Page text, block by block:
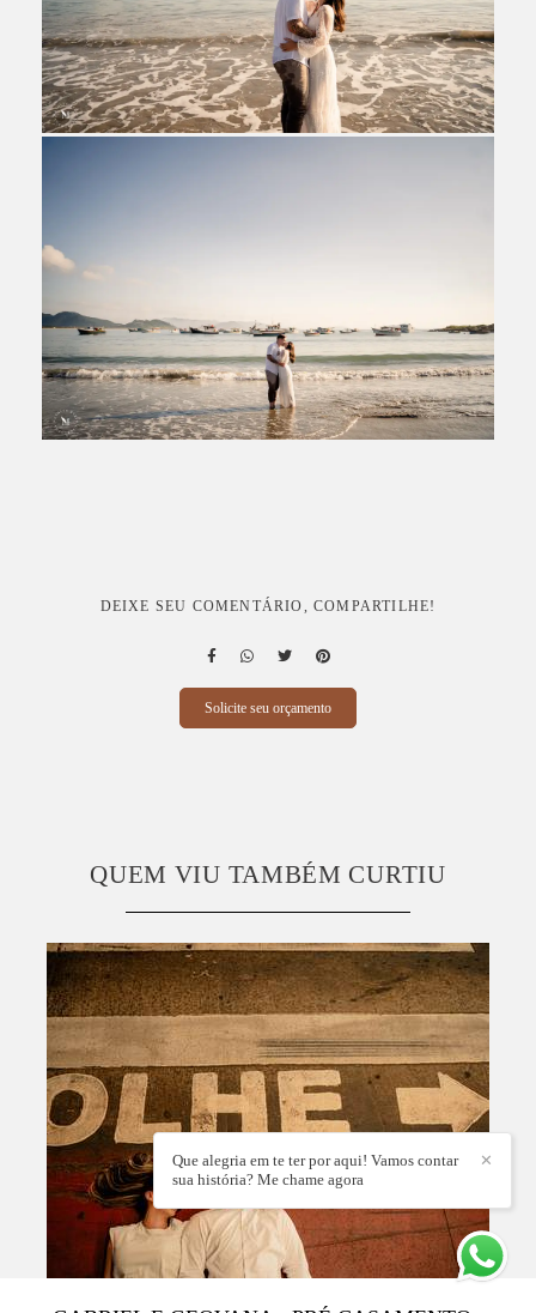
DEIXE SEU COMENTÁRIO, COMPARTILHE!
Solicite seu orçamento
QUEM VIU TAMBÉM CURTIU
✕
Que alegria em te ter por aqui! Vamos contar
sua história? Me chame agora